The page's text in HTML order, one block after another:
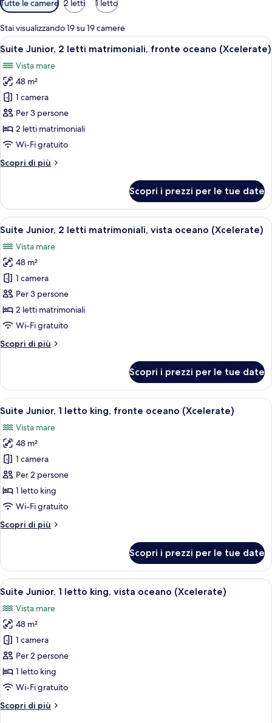
disponibili
per
le
camere
Tutte le camere 2 letti 1 letto
Stai visualizzando 19 su 19 camere
Apri
tutte
le
foto
per
Suite
Junior,
2
matrimoniali,
(Xcelerate)
Una camera d'albergo con due letti,
6
Suite Junior, 2 letti matrimoniali, fronte oceano (Xcelerate)
Vista mare
48 m²
1 camera
Per 3 persone
2 letti matrimoniali
Wi-Fi gratuito
Scopri di più
Altri
Junior,
letti
fronte
oceano
(Xcelerate)
Scopri i prezzi per le tue date
Apri
tutte
le
foto
per
Suite
Junior,
2
matrimoniali,
(Xcelerate)
Una moderna camera d'hotel con
6
Suite Junior, 2 letti matrimoniali, vista oceano (Xcelerate)
Vista mare
48 m²
1 camera
Per 3 persone
2 letti matrimoniali
Wi-Fi gratuito
Scopri di più
Altri
Junior,
letti
vista
oceano
(Xcelerate)
Scopri i prezzi per le tue date
Apri
tutte
le
foto
per
Suite
Junior,
1
king,
(Xcelerate)
Una camera d'albergo moderna con
7
Suite Junior, 1 letto king, fronte oceano (Xcelerate)
Vista mare
48 m²
1 camera
Per 2 persone
1 letto king
Wi-Fi gratuito
Scopri di più
Altri
Junior,
letto
fronte
oceano
(Xcelerate)
Scopri i prezzi per le tue date
Apri
tutte
le
foto
per
Suite
Junior,
1
king,
Una camera d'albergo moderna con
7
Suite Junior, 1 letto king, vista oceano (Xcelerate)
Vista mare
48 m²
1 camera
Per 2 persone
1 letto king
Wi-Fi gratuito
Scopri di più
Altri